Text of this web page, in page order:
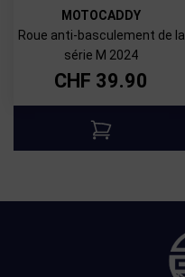
MOTOCADDY
Roue anti-basculement de la
série M 2024
CHF 39.90